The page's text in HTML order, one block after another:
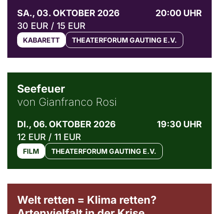
SA., 03. OKTOBER 2026
20:00 UHR
30 EUR / 15 EUR
KABARETT THEATERFORUM GAUTING E.V.
Seefeuer
von Gianfranco Rosi
DI., 06. OKTOBER 2026
19:30 UHR
12 EUR / 11 EUR
FILM THEATERFORUM GAUTING E.V.
Welt retten = Klima retten?